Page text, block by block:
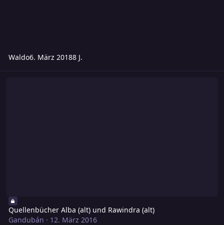
Waldo6. März 20188 J.
Quellenbücher Alba (alt) und Rawindra (alt)
Gandubán · 12. März 2016